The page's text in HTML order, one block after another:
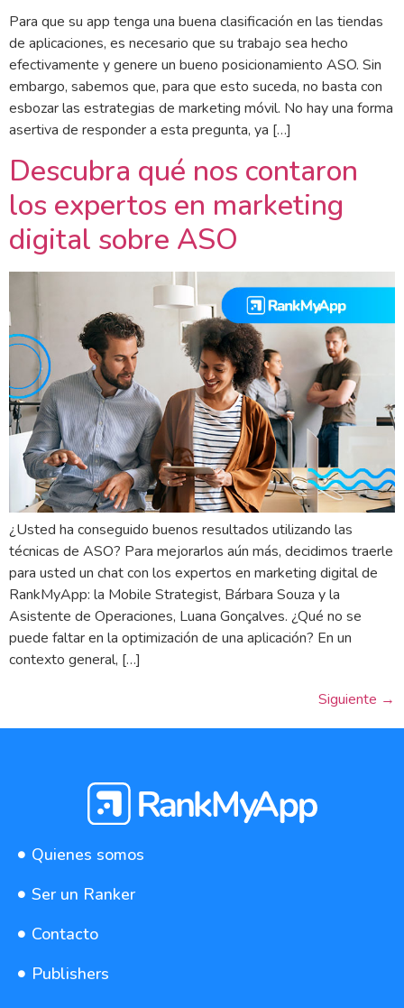
Para que su app tenga una buena clasificación en las tiendas
de aplicaciones, es necesario que su trabajo sea hecho
efectivamente y genere un bueno posicionamiento ASO. Sin
embargo, sabemos que, para que esto suceda, no basta con
esbozar las estrategias de marketing móvil. No hay una forma
asertiva de responder a esta pregunta, ya […]
Descubra qué nos contaron
los expertos en marketing
digital sobre ASO
¿Usted ha conseguido buenos resultados utilizando las
técnicas de ASO? Para mejorarlos aún más, decidimos traerle
para usted un chat con los expertos en marketing digital de
RankMyApp: la Mobile Strategist, Bárbara Souza y la
Asistente de Operaciones, Luana Gonçalves. ¿Qué no se
puede faltar en la optimización de una aplicación? En un
contexto general, […]
Siguiente →
Quienes somos
Ser un Ranker
Contacto
Publishers